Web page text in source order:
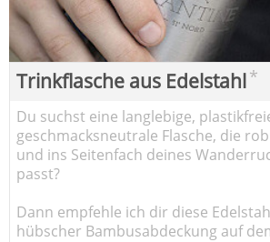
Trinkflasche aus Edelstahl*
Du suchst eine langlebige,
geschmacksneutrale Flasche, die
und ins Seitenfach deines
passt?
Dann empfehle ich dir diese
hübscher Bambusabdeckung auf